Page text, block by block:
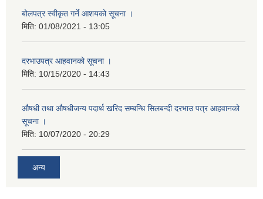
बोलपत्र स्वीकृत गर्ने आशयको सूचना ।
मिति: 01/08/2021 - 13:05
दरभाउपत्र आहवानको सूचना ।
मिति: 10/15/2020 - 14:43
औषधी तथा औषधीजन्य पदार्थ खरिद सम्बन्धि सिलबन्दी दरभाउ पत्र आहवानको
सूचना ।
मिति: 10/07/2020 - 20:29
अन्य